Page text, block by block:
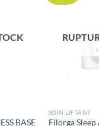
BASE
SOIN LIFTANT
Filorga Sleep